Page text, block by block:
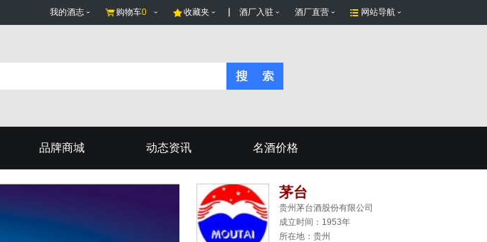
我的酒志 购物车0 收藏夹 酒厂入驻 酒厂直营 网站导航
品牌商城 动态资讯 名酒价格
茅台
贵州茅台酒股份有限公司
成立时间：1953年
所在地： 贵州